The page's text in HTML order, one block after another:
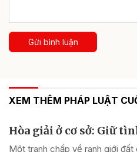
Gửi bình luận
XEM THÊM PHÁP LUẬT
Hòa giải ở cơ sở: Giữ
Một tranh chấp về ranh giới đất